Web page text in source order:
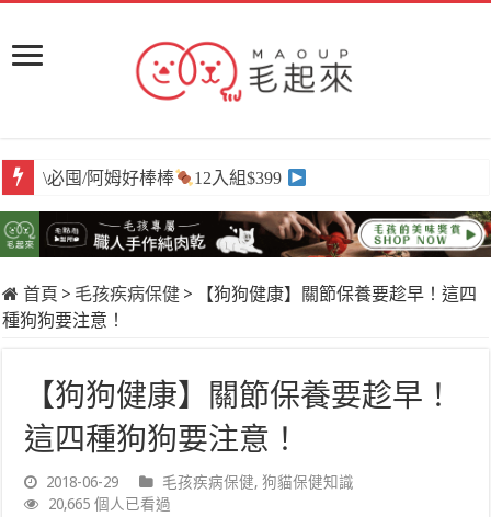
\必囤/阿姆好棒棒 12入組$399
首頁 > 毛孩疾病保健 >
【狗狗健康】關節保養要趁早！這四
種狗狗要注意！
【狗狗健康】關節保養要趁早！
這四種狗狗要注意！
2018-06-29 毛孩疾病保健,狗貓保健知識
20,665 個人已看過